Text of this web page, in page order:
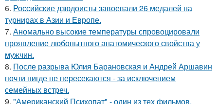
6. Российские дзюдоисты завоевали 26 медалей на
турнирах в Азии и Европе.
7. Аномально высокие температуры спровоцировали
проявление любопытного анатомического свойства у
мужчин.
8. После разрыва Юлия Барановская и Андрей Аршавин
почти нигде не пересекаются - за исключением
семейных встреч.
9. "Американский Психопат" - один из тех фильмов,